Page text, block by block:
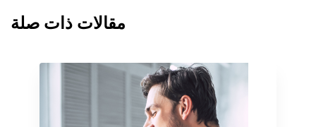
مقالات ذات صلة